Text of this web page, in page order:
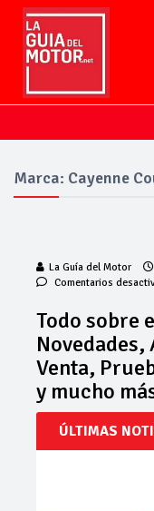
Marca: Cayenne
La Guía del Motor
Comentarios
Todo sobre
Venta,
y mucho
ÚLTIMAS